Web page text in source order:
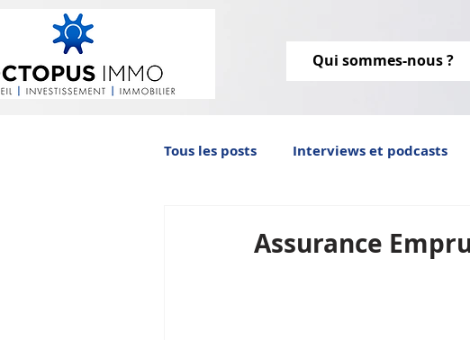
Qui sommes-nous ?
Tous les posts Interviews et podcasts
Assurance